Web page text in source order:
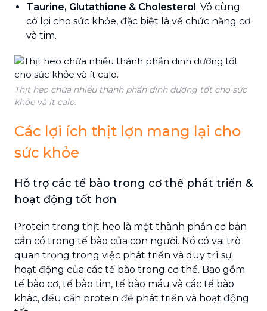
Taurine, Glutathione & Cholesterol: Vô cùng
có lợi cho sức khỏe, đặc biệt là về chức năng cơ
và tim.
Thịt heo chứa nhiều thành phần dinh dưỡng tốt cho sức
khỏe và ít calo.
Các lợi ích thịt lợn mang lại cho
sức khỏe
Hỗ trợ các tế bào trong cơ thể phát triển &
hoạt động tốt hơn
Protein trong thịt heo là một thành phần cơ bản
cần có trong tế bào của con người. Nó có vai trò
quan trọng trong việc phát triển và duy trì sự
hoạt động của các tế bào trong cơ thể. Bao gồm
tế bào cơ, tế bào tim, tế bào máu và các tế bào
khác, đều cần protein để phát triển và hoạt động